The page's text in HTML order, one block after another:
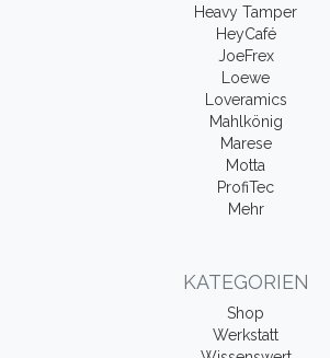
Heavy Tamper
HeyCafé
JoeFrex
Loewe
Loveramics
Mahlkönig
Marese
Motta
ProfiTec
Mehr
KATEGORIEN
Shop
Werkstatt